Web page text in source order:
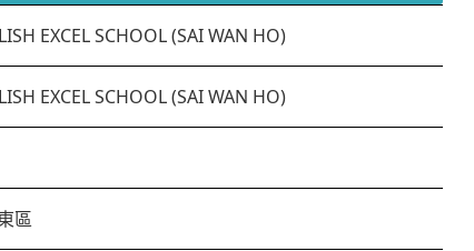
EXCEL SCHOOL (SAI WAN HO)
EXCEL SCHOOL (SAI WAN HO)
區